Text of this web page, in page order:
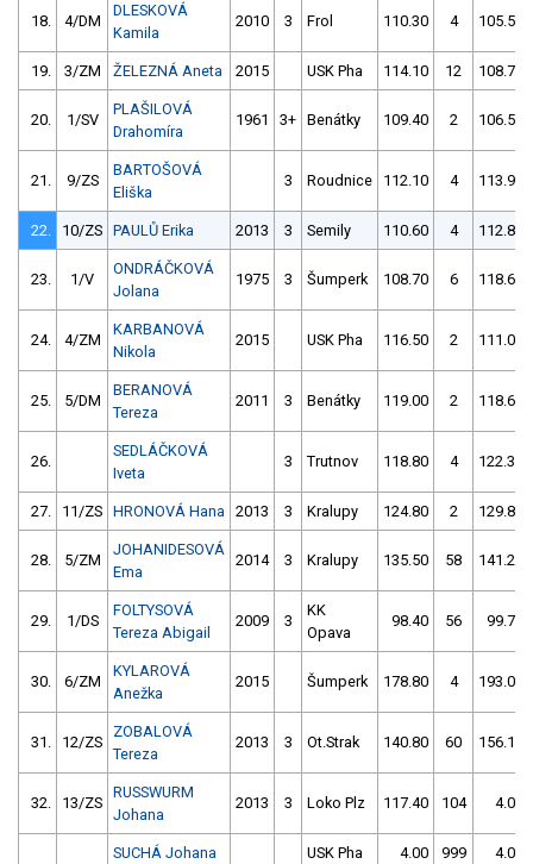
18. 4/DM
DLESKOVÁ
Kamila
2010 3 Frol 110.30 4 105.50
19. 3/ZM ŽELEZNÁ Aneta 2015 USK Pha 114.10 12 108.70
20. 1/SV
PLAŠILOVÁ
Drahomíra
1961 3+ Benátky 109.40 2 106.50
21. 9/ZS
BARTOŠOVÁ
Eliška
3 Roudnice 112.10 4 113.90
22. 10/ZS PAULŮ Erika 2013 3 Semily 110.60 4 112.80
23. 1/V
ONDRÁČKOVÁ
Jolana
1975 3 Šumperk 108.70 6 118.60
24. 4/ZM
KARBANOVÁ
Nikola
2015 USK Pha 116.50 2 111.00
25. 5/DM
BERANOVÁ
Tereza
2011 3 Benátky 119.00 2 118.60
26.
SEDLÁČKOVÁ
Iveta
3 Trutnov 118.80 4 122.30
27. 11/ZS HRONOVÁ Hana 2013 3 Kralupy 124.80 2 129.80
28. 5/ZM
JOHANIDESOVÁ
Ema
2014 3 Kralupy 135.50 58 141.20
29. 1/DS
FOLTYSOVÁ
Tereza Abigail
2009 3
KK
Opava
98.40 56 99.70
30. 6/ZM
KYLAROVÁ
Anežka
2015 Šumperk 178.80 4 193.00
31. 12/ZS
ZOBALOVÁ
Tereza
2013 3 Ot.Strak 140.80 60 156.10
32. 13/ZS
RUSSWURM
Johana
2013 3 Loko Plz 117.40 104 4.00
SUCHÁ Johana USK Pha 4.00 999 4.00